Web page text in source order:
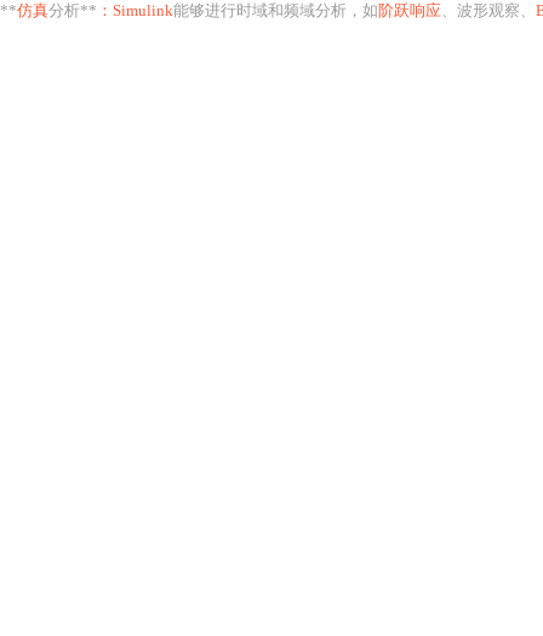
**仿真分析** ：Simulink能够进行时域和频域分析，如阶跃响应、波形观察、